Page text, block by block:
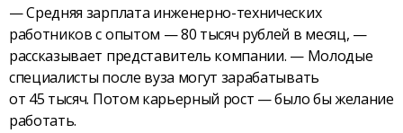
— Средняя зарплата инженерно-технических
работников с опытом — 80 тысяч рублей в месяц, —
рассказывает представитель компании. — Молодые
специалисты после вуза могут зарабатывать
от 45 тысяч. Потом карьерный рост — было бы желание
работать.